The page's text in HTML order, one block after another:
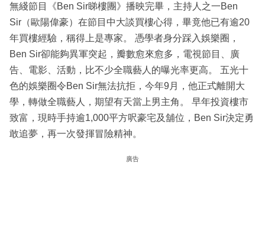
無綫節目《Ben Sir睇樓團》播映完畢，主持人之一Ben
Sir（歐陽偉豪）在節目中大談買樓心得，畢竟他已有逾20
年買樓經驗，稱得上是專家。 憑學者身分踩入娛樂圈，
Ben Sir卻能夠異軍突起，瓣數愈來愈多，電視節目、廣
告、電影、活動，比不少全職藝人的曝光率更高。 五光十
色的娛樂圈令Ben Sir無法抗拒，今年9月，他正式離開大
學，轉做全職藝人，期望有天當上男主角。 早年投資樓市
致富，現時手持逾1,000平方呎豪宅及舖位，Ben Sir決定勇
敢追夢，再一次發揮冒險精神。
廣告